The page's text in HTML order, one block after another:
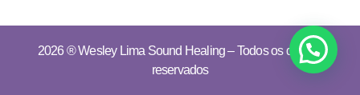
2026 ®Wesley Lima Sound Healing– Todos os direitos
reservados